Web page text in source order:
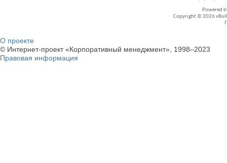
Powered
Copyright © 2026
О проекте
© Интернет-проект «Корпоративный менеджмент», 1998–2023
Правовая информация